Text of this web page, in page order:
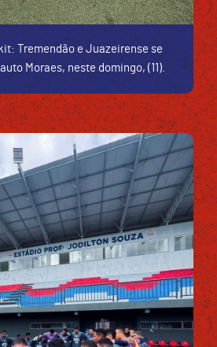
Tremendão e Juazeirense se
Moraes, neste domingo, (11).